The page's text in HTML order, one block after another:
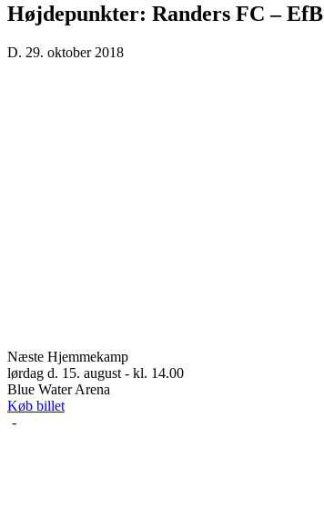
Højdepunkter: Randers FC – EfB
D. 29. oktober 2018
Næste Hjemmekamp
lørdag d. 15. august - kl. 14.00
Blue Water Arena
Køb billet
-